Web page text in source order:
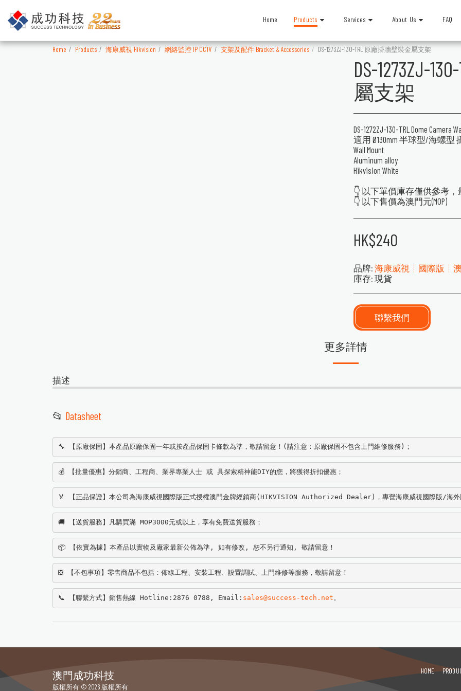
Home Products Services About Us FAQ
Home Products 海康威視 Hikvision 網絡監控 IP CCTV 支架及配件 Bracket & Accessories DS-1273ZJ-130-TRL 原廠掛牆壁裝金屬支架
DS-1273ZJ-
屬支架
DS-1272ZJ-130-TRL Dome Camera
適用 Ø130mm 半球型/海螺型
Wall Mount
Aluminum alloy
Hikvision White
👇 以下單價庫存僅供參考
👇 以下售價為澳門元(MOP)
HK$240
品牌: 海康威視┊國際版┊
庫存: 現貨
聯繫我們
更多詳情
描述
📂 Datasheet
🔧 【原廠保固】本產品原廠保固一年或按產品保固卡條款為準，敬請留意！(請注意：原廠保固不包含上門維修服務)；
💰 【批量優惠】分銷商、工程商、業界專業人士 或 具探索精神能DIY的您，將獲得折扣優惠；
🏅 【正品保證】本公司為海康威視國際版正式授權澳門金牌經銷商(HIKVISION Authorized Dealer)，專營海康威視國際版/海外
🚚 【送貨服務】凡購買滿 MOP3000元或以上，享有免費送貨服務；
📦 【依實為據】本產品以實物及廠家最新公佈為準, 如有修改, 恕不另行通知, 敬請留意！
❎ 【不包事項】零售商品不包括：佈線工程、安裝工程、設置調試、上門維修等服務，敬請留意！
📞 【聯繫方式】銷售熱線 Hotline:2876 0788, Email: sales@success-tech.net。
澳門成功科技
版權所有 © 2026 版權所有
HOME